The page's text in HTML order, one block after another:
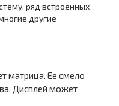
ряд встроенных
другие
матрица. Ее смело
Дисплей может